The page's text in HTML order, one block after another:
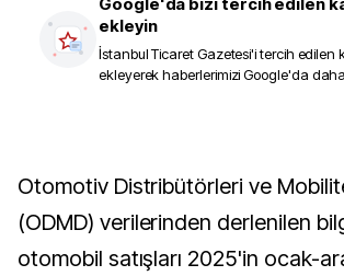
ekleyin
İstanbul Ticaret Gazetesi'i tercih edilen
ekleyerek haberlerimizi Google'da daha
Otomotiv Distribütörleri ve Mobilite Derneği
(ODMD) verilerinden derlenilen
otomobil satışları 2025'in ocak-